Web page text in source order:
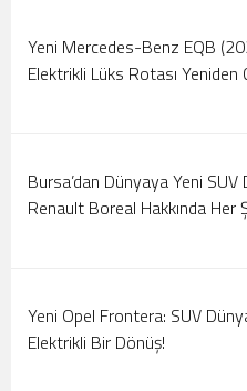
Yeni Mercedes-Benz EQB
Elektrikli Lüks Rotası Yeniden
Bursa’dan Dünyaya Yeni SUV
Renault Boreal Hakkında Her
Yeni Opel Frontera: SUV
Elektrikli Bir Dönüş!